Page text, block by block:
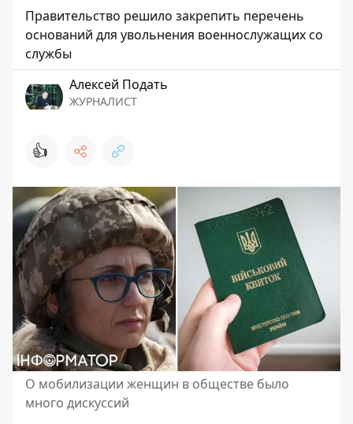
Правительство решило закрепить перечень
оснований для увольнения военнослужащих со
службы
Алексей Подать
ЖУРНАЛИСТ
👍
О мобилизации женщин в обществе было
много дискуссий